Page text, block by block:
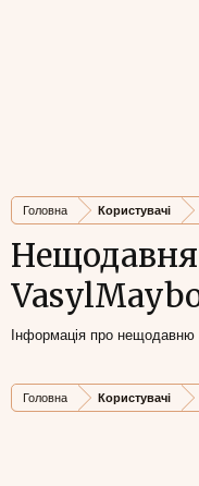
Головна Користувачі
Нещодавня
Інформація про нещодавню
Головна Користувачі